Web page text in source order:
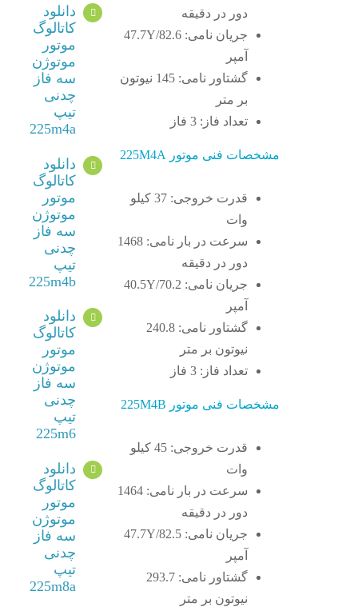
دور در دقیقه
جریان نامی: 47.7Y/82.6
آمپر
گشتاور نامی: 145 نیوتون
بر متر
تعداد فاز: 3 فاز
مشخصات فنی موتور 225M4A
قدرت خروجی: 37 کیلو
وات
سرعت در بار نامی: 1468
دور در دقیقه
جریان نامی: 40.5Y/70.2
آمپر
گشتاور نامی: 240.8
نیوتون بر متر
تعداد فاز: 3 فاز
مشخصات فنی موتور 225M4B
قدرت خروجی: 45 کیلو
وات
سرعت در بار نامی: 1464
دور در دقیقه
جریان نامی: 47.7Y/82.5
آمپر
گشتاور نامی: 293.7
نیوتون بر متر
دانلود
کاتالوگ
موتور
موتوژن
سه فاز
چدنی
تیپ
225m4a
دانلود
کاتالوگ
موتور
موتوژن
سه فاز
چدنی
تیپ
225m4b
دانلود
کاتالوگ
موتور
موتوژن
سه فاز
چدنی
تیپ
225m6
دانلود
کاتالوگ
موتور
موتوژن
سه فاز
چدنی
تیپ
225m8a